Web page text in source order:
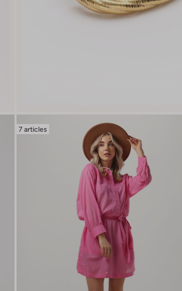
7 articles